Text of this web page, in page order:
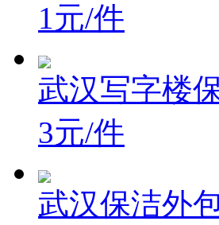
1元/件
武汉写字楼
3元/件
武汉保洁外